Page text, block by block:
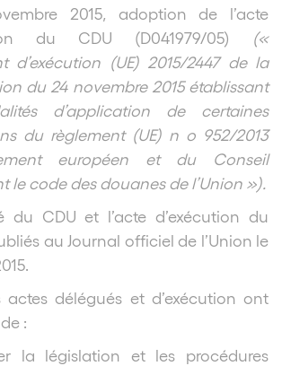
2015, adoption de l’acte
du CDU (D041979/05) («
d’exécution (UE) 2015/2447 de la
du 24 novembre 2015 établissant
d’application de certaines
du règlement (UE) n o 952/2013
européen et du Conseil
le code des douanes de l’Union »).
du CDU et l’acte d’exécution du
au Journal officiel de l’Union le
actes délégués et d’exécution ont
:
la législation et les procédures